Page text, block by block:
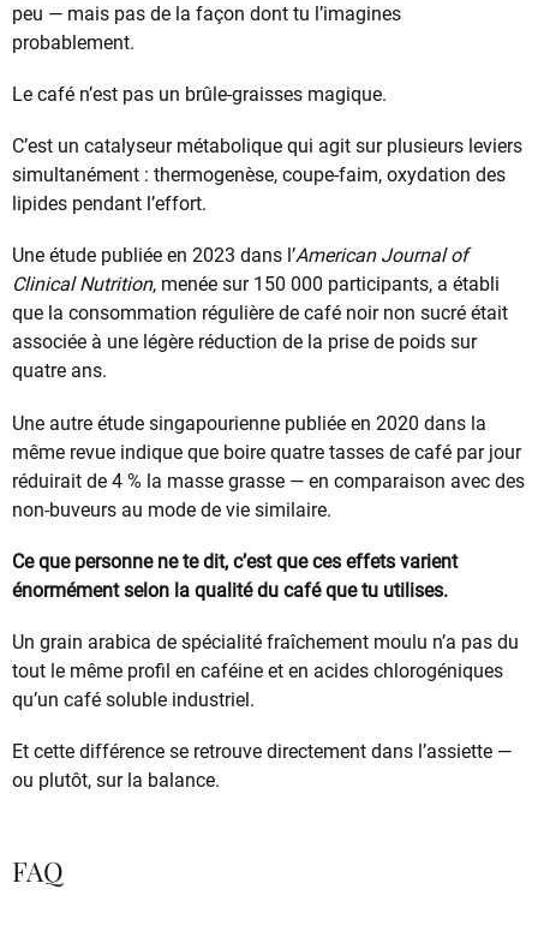
peu — mais pas de la façon dont tu l’imagines
probablement.
Le café n’est pas un brûle-graisses magique.
C’est un catalyseur métabolique qui agit sur plusieurs leviers
simultanément : thermogenèse, coupe-faim, oxydation des
lipides pendant l’effort.
Une étude publiée en 2023 dans l’American Journal of
Clinical Nutrition, menée sur 150 000 participants, a établi
que la consommation régulière de café noir non sucré était
associée à une légère réduction de la prise de poids sur
quatre ans.
Une autre étude singapourienne publiée en 2020 dans la
même revue indique que boire quatre tasses de café par jour
réduirait de 4 % la masse grasse — en comparaison avec des
non-buveurs au mode de vie similaire.
Ce que personne ne te dit, c’est que ces effets varient
énormément selon la qualité du café que tu utilises.
Un grain arabica de spécialité fraîchement moulu n’a pas du
tout le même profil en caféine et en acides chlorogéniques
qu’un café soluble industriel.
Et cette différence se retrouve directement dans l’assiette —
ou plutôt, sur la balance.
FAQ